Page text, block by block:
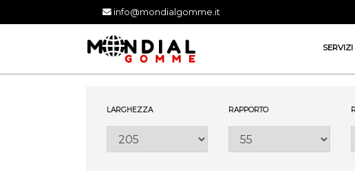
info@mondialgomme.it
SERVIZI
LARGHEZZA RAPPORTO